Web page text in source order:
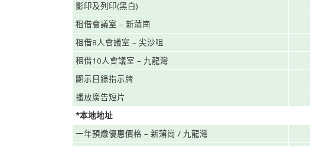
影印及列印(黑白)
租借會議室 – 新蒲崗
租借8人會議室 – 尖沙咀
租借10人會議室 – 九龍灣
顯示目錄指示牌
播放廣告短片
*本地地址
一年預繳優惠價格 – 新蒲崗 / 九龍灣